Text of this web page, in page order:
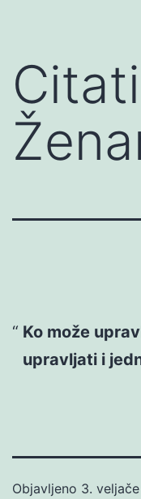
Ko može
upravljati i
Objavljeno 3.